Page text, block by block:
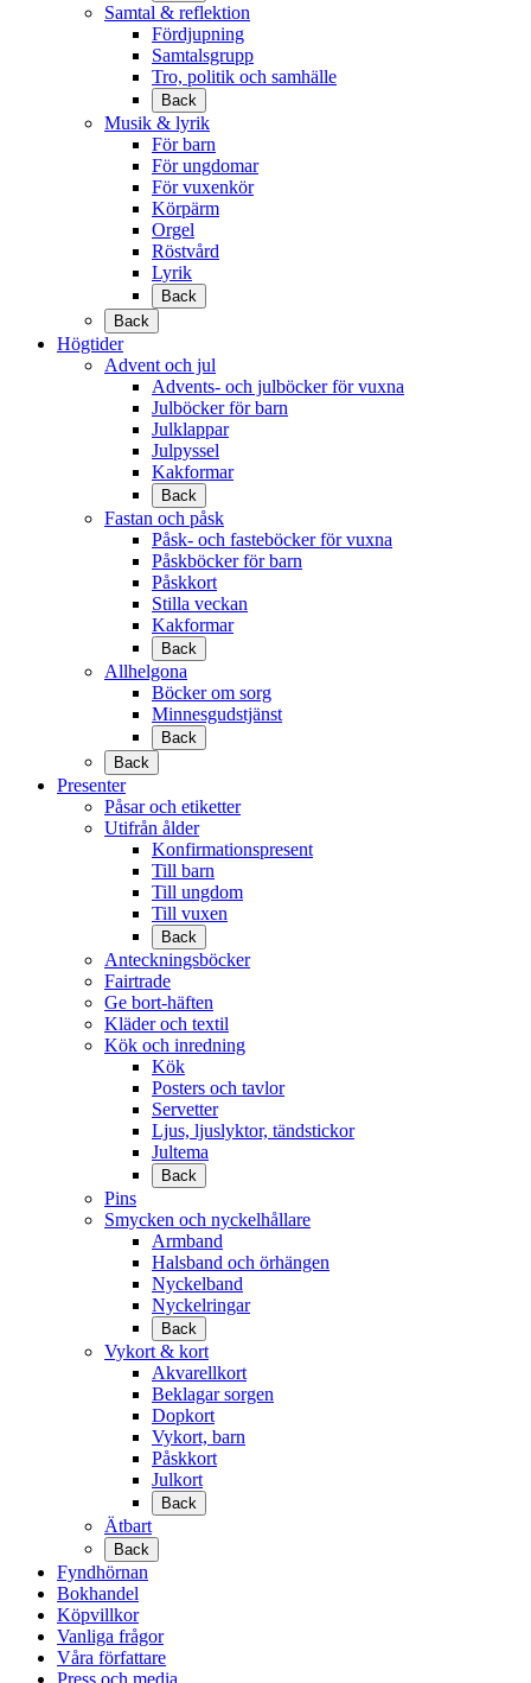
Samtal & reflektion
Fördjupning
Samtalsgrupp
Tro, politik och samhälle
Back
Musik & lyrik
För barn
För ungdomar
För vuxenkör
Körpärm
Orgel
Röstvård
Lyrik
Back
Back
Högtider
Advent och jul
Advents- och julböcker för vuxna
Julböcker för barn
Julklappar
Julpyssel
Kakformar
Back
Fastan och påsk
Påsk- och fasteböcker för vuxna
Påskböcker för barn
Påskkort
Stilla veckan
Kakformar
Back
Allhelgona
Böcker om sorg
Minnesgudstjänst
Back
Back
Presenter
Påsar och etiketter
Utifrån ålder
Konfirmationspresent
Till barn
Till ungdom
Till vuxen
Back
Anteckningsböcker
Fairtrade
Ge bort-häften
Kläder och textil
Kök och inredning
Kök
Posters och tavlor
Servetter
Ljus, ljuslyktor, tändstickor
Jultema
Back
Pins
Smycken och nyckelhållare
Armband
Halsband och örhängen
Nyckelband
Nyckelringar
Back
Vykort & kort
Akvarellkort
Beklagar sorgen
Dopkort
Vykort, barn
Påskkort
Julkort
Back
Ätbart
Back
Fyndhörnan
Bokhandel
Köpvillkor
Vanliga frågor
Våra författare
Press och media